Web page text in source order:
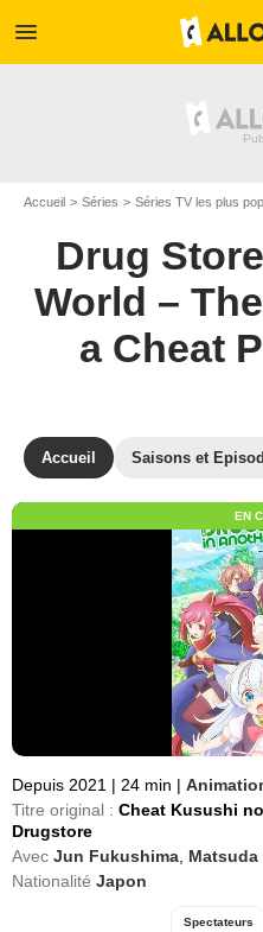
menu
Accueil Séries Séries TV les plus
Drug
World –
a Cheat
Accueil Saisons et
EN
Depuis 2021 | 24 min |
Titre original : Cheat Kusushi
Drugstore
Avec Jun Fukushima Matsuda
Nationalité Japon
Spectateurs